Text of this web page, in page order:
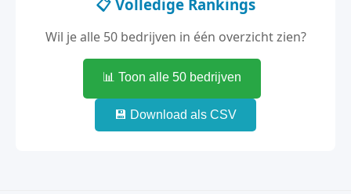
📋 Volledige Rankings
Wil je alle 50 bedrijven in één overzicht zien?
📊 Toon alle 50 bedrijven
💾 Download als CSV